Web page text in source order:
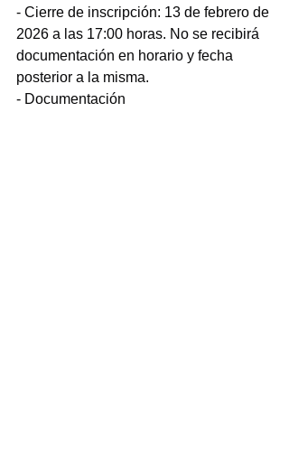
- Cierre de inscripción: 13 de febrero de
2026 a las 17:00 horas. No se recibirá
documentación en horario y fecha
posterior a la misma.
- Documentación